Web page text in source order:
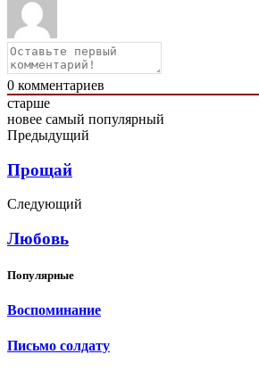
0 комментариев
старше
новее самый популярный
Предыдущий
Прощай
Следующий
Любовь
Популярные
Воспоминание
Письмо солдату